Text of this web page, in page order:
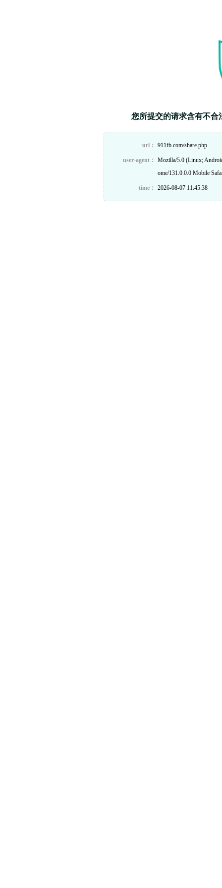
您所提交的请求含有不合
url： 911fb.com/share.php
user-agent：
Mozilla/5.0 (Linux;
ome/131.0.0.0 Mobile
time： 2026-08-07 11:45:38